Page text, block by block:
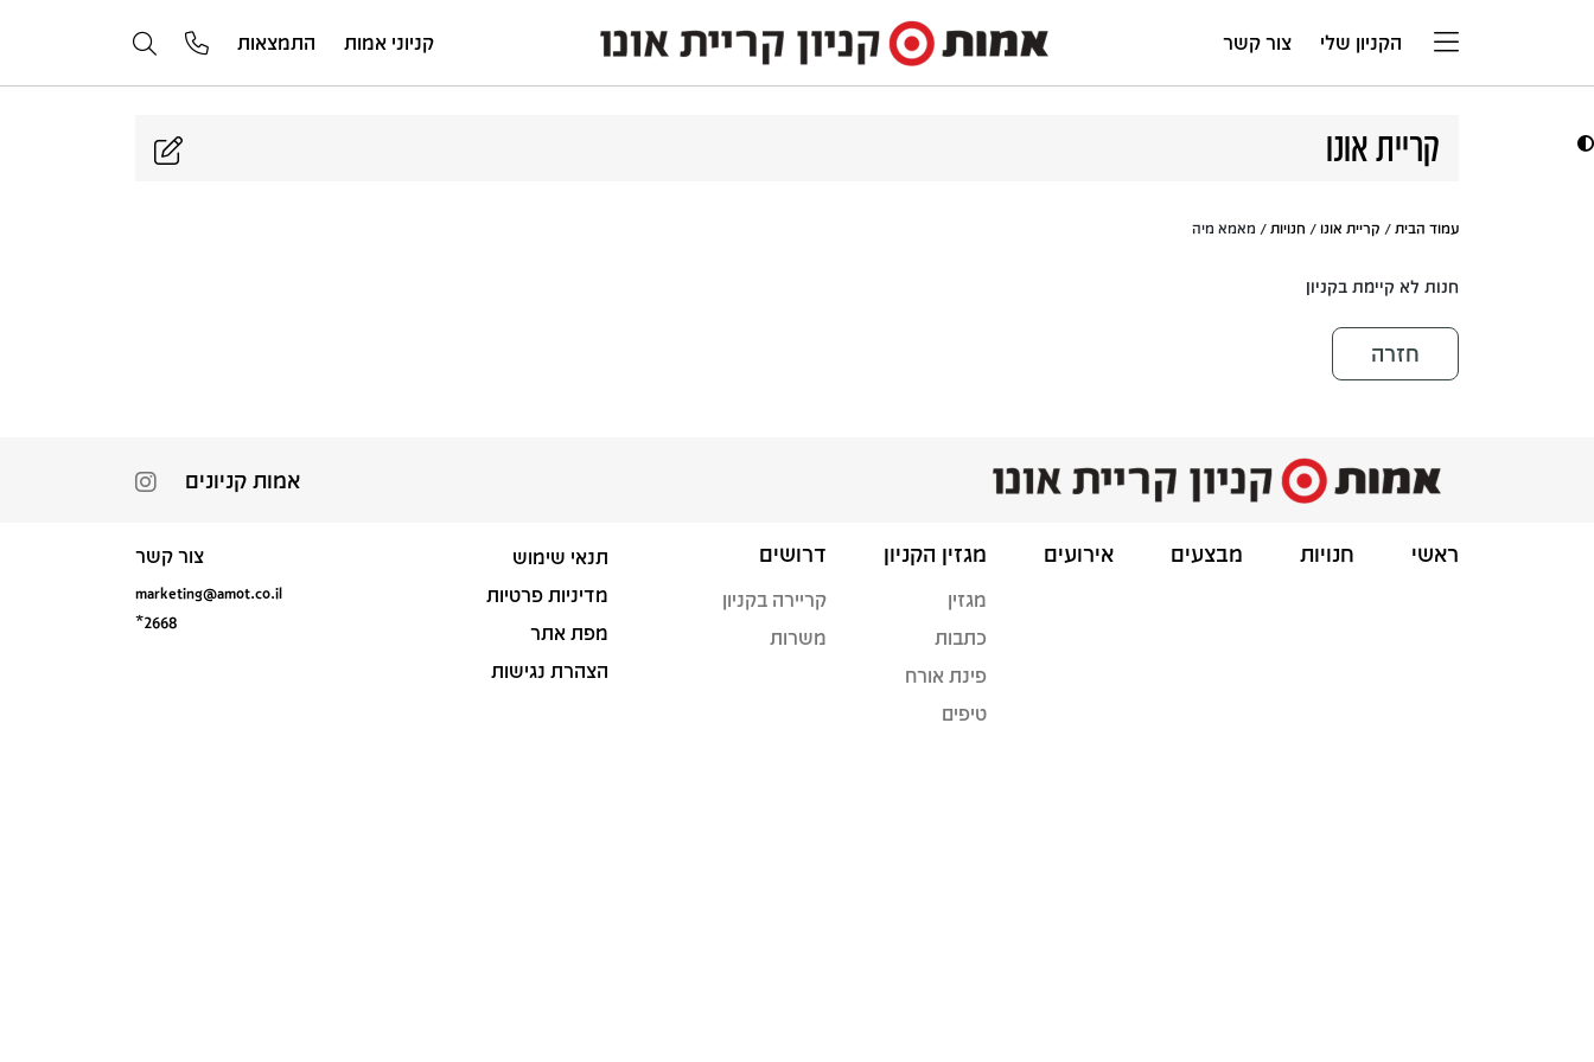
הקניון שלי צור קשר קניוני אמות התמצאות
קריית אונו
עמוד הבית / קריית אונו / חנויות / מאמא מיה
חנות לא קיימת בקניון
חזרה
אמות קניונים
ראשי חנויות מבצעים אירועים מגזין הקניון
מגזין
כתבות
פינת אורח
טיפים
דרושים
קריירה בקניון
משרות
תנאי שימוש
מדיניות פרטיות
מפת אתר
הצהרת נגישות
צור קשר
marketing@amot.co.il
*2668